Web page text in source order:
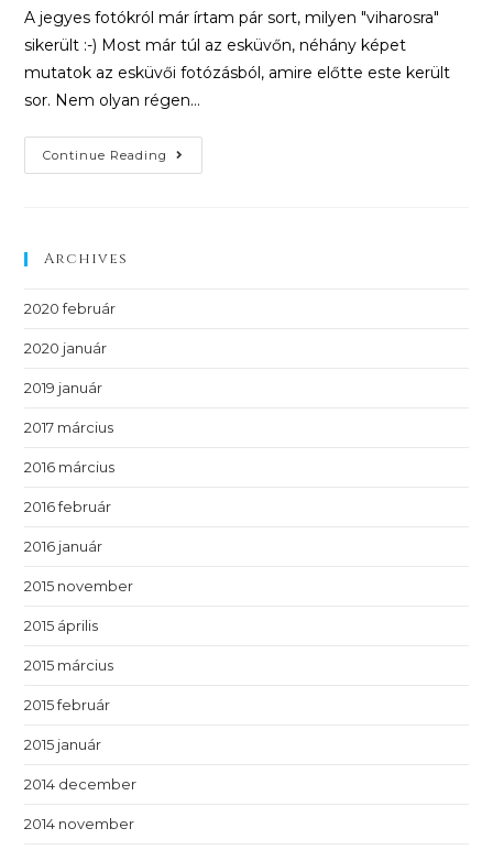
A jegyes fotókról már írtam pár sort, milyen "viharosra"
sikerült :-) Most már túl az esküvőn, néhány képet
mutatok az esküvői fotózásból, amire előtte este került
sor. Nem olyan régen…
Continue Reading
Archives
2020 február
2020 január
2019 január
2017 március
2016 március
2016 február
2016 január
2015 november
2015 április
2015 március
2015 február
2015 január
2014 december
2014 november